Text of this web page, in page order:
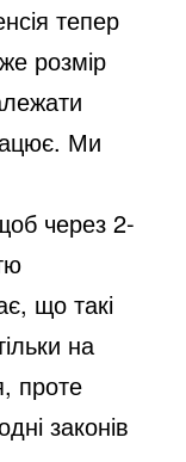
тепер
розмір
Ми
через 2-
що такі
на
проте
законів